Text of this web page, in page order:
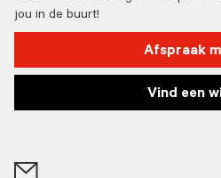
jou in de buurt!
Afspraak
Vind een